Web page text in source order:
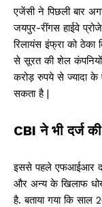
एजेंसी ने पिछली बार
जयपुर-रींगस हाईवे
रिलायंस इंफ्रा को ठेका
से सूरत की शेल
करोड़ रुपये से ज्यादा के
सकता है |
CBI ने भी दर्ज
इससे पहले एफआईआर
और अन्य के खिलाफ
है. बताया गया कि